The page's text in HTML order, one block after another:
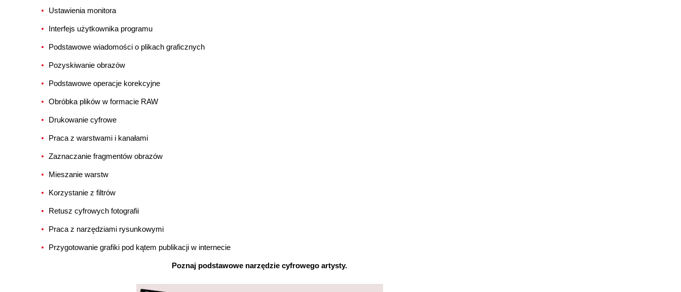
Ustawienia monitora
Interfejs użytkownika programu
Podstawowe wiadomości o plikach graficznych
Pozyskiwanie obrazów
Podstawowe operacje korekcyjne
Obróbka plików w formacie RAW
Drukowanie cyfrowe
Praca z warstwami i kanałami
Zaznaczanie fragmentów obrazów
Mieszanie warstw
Korzystanie z filtrów
Retusz cyfrowych fotografii
Praca z narzędziami rysunkowymi
Przygotowanie grafiki pod kątem publikacji w internecie
Poznaj podstawowe narzędzie cyfrowego artysty.